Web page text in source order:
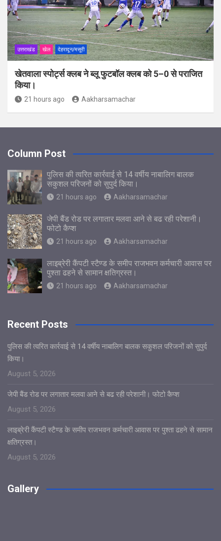
उत्तराखंड खेल देहरादून/मसूरी
खेतवाला स्पोर्ट्स क्लब ने ब्लू फुटबॉल क्लब को 5–0 से पराजित
किया।
21 hours ago Aakharsamachar
Column Post
पुलिस की त्वरित कार्रवाई से 14 वर्षीय नाबालिग बालक
सकुशल परिजनों को सुपुर्द किया।
21 hours ago Aakharsamachar
जेपी बैंड रोड पर लगातार मलवा आने से बढ रही परेशानी।
फोटो कैप्श
21 hours ago Aakharsamachar
लाइब्रेरी कैंपटी स्टैण्ड के समीप राजभवन कर्मचारी आवास पर
पुश्ता ढहने से सामान क्षतिग्रस्त।
21 hours ago Aakharsamachar
Recent Posts
पुलिस की त्वरित कार्रवाई से 14 वर्षीय नाबालिग बालक सकुशल परिजनों को सुपुर्द
किया।
August 5, 2026
जेपी बैंड रोड पर लगातार मलवा आने से बढ रही परेशानी। फोटो कैप्श
August 5, 2026
लाइब्रेरी कैंपटी स्टैण्ड के समीप राजभवन कर्मचारी आवास पर पुश्ता ढहने से सामान
क्षतिग्रस्त।
August 5, 2026
Gallery